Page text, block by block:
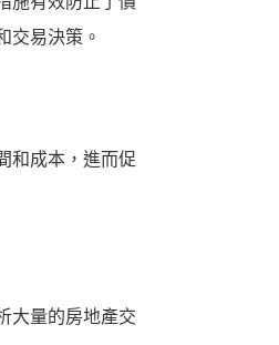
交易決策。
和成本，進而促
大量的房地產交